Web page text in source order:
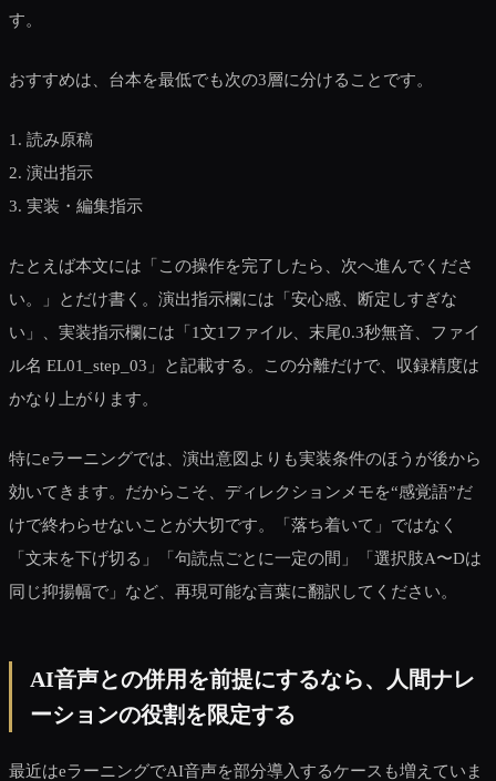
す。
おすすめは、台本を最低でも次の3層に分けることです。
1. 読み原稿
2. 演出指示
3. 実装・編集指示
たとえば本文には「この操作を完了したら、次へ進んでくださ
い。」とだけ書く。演出指示欄には「安心感、断定しすぎな
い」、実装指示欄には「1文1ファイル、末尾0.3秒無音、ファイ
ル名 EL01_step_03」と記載する。この分離だけで、収録精度は
かなり上がります。
特にeラーニングでは、演出意図よりも実装条件のほうが後から
効いてきます。だからこそ、ディレクションメモを“感覚語”だ
けで終わらせないことが大切です。「落ち着いて」ではなく
「文末を下げ切る」「句読点ごとに一定の間」「選択肢A〜Dは
同じ抑揚幅で」など、再現可能な言葉に翻訳してください。
AI音声との併用を前提にするなら、人間ナレ
ーションの役割を限定する
最近はeラーニングでAI音声を部分導入するケースも増えていま